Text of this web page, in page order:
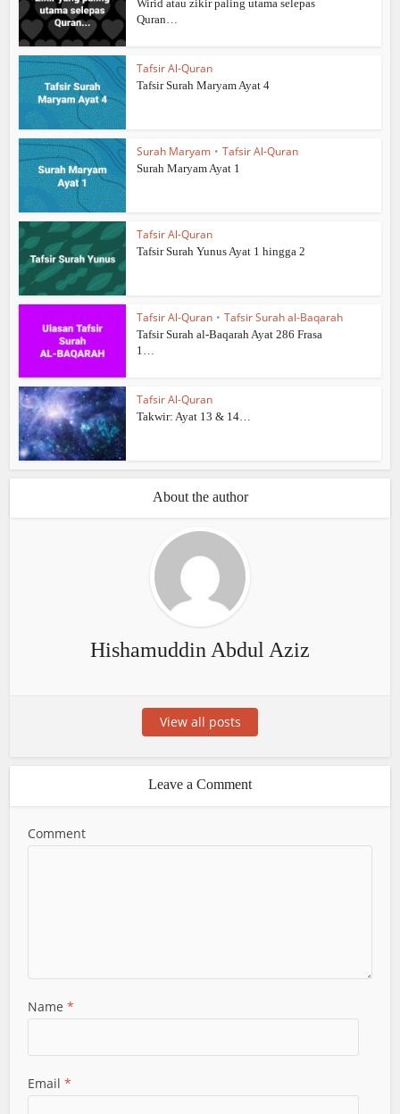
Wirid atau zikir paling utama selepas
Quran…
Tafsir Al-Quran
Tafsir Surah Maryam Ayat 4
Surah Maryam • Tafsir Al-Quran
Surah Maryam Ayat 1
Tafsir Al-Quran
Tafsir Surah Yunus Ayat 1 hingga 2
Tafsir Al-Quran • Tafsir Surah al-Baqarah
Tafsir Surah al-Baqarah Ayat 286 Frasa
1…
Tafsir Al-Quran
Takwir: Ayat 13 & 14…
About the author
Hishamuddin Abdul Aziz
View all posts
Leave a Comment
Comment
Name*
Email*